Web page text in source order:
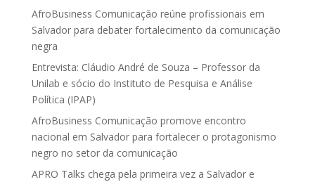
AfroBusiness Comunicação reúne profissionais em
Salvador para debater fortalecimento da comunicação
negra
Entrevista: Cláudio André de Souza – Professor da
Unilab e sócio do Instituto de Pesquisa e Análise
Política (IPAP)
AfroBusiness Comunicação promove encontro
nacional em Salvador para fortalecer o protagonismo
negro no setor da comunicação
APRO Talks chega pela primeira vez a Salvador e